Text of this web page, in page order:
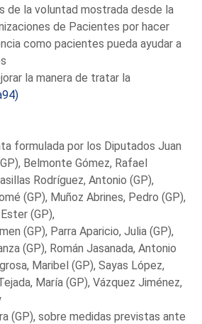
de la voluntad mostrada desde la
de Pacientes por hacer
como pacientes pueda ayudar a
la manera de tratar la
formulada por los Diputados Juan
Belmonte Gómez, Rafael
Rodríguez, Antonio (GP),
(GP), Muñoz Abrines, Pedro (GP),
(GP),
(GP), Parra Aparicio, Julia (GP),
(GP), Román Jasanada, Antonio
Maribel (GP), Sayas López,
María (GP), Vázquez Jiménez,
(GP), sobre medidas previstas ante